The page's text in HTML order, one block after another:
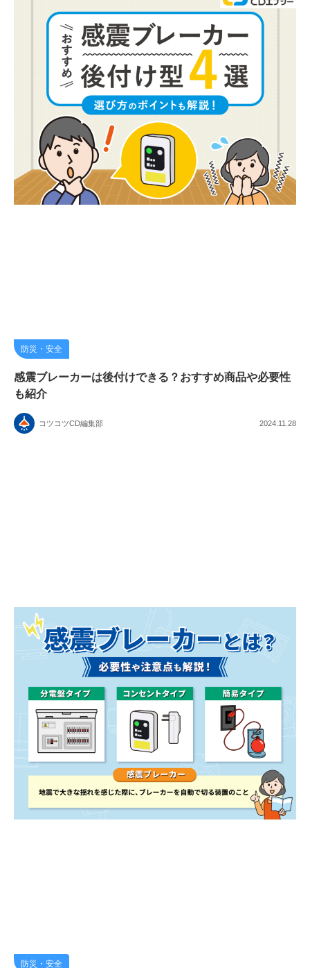
防災・安全
感震ブレーカーは後付けできる？おすすめ商品や必要性
も紹介
コツコツCD編集部 2024.11.28
防災・安全